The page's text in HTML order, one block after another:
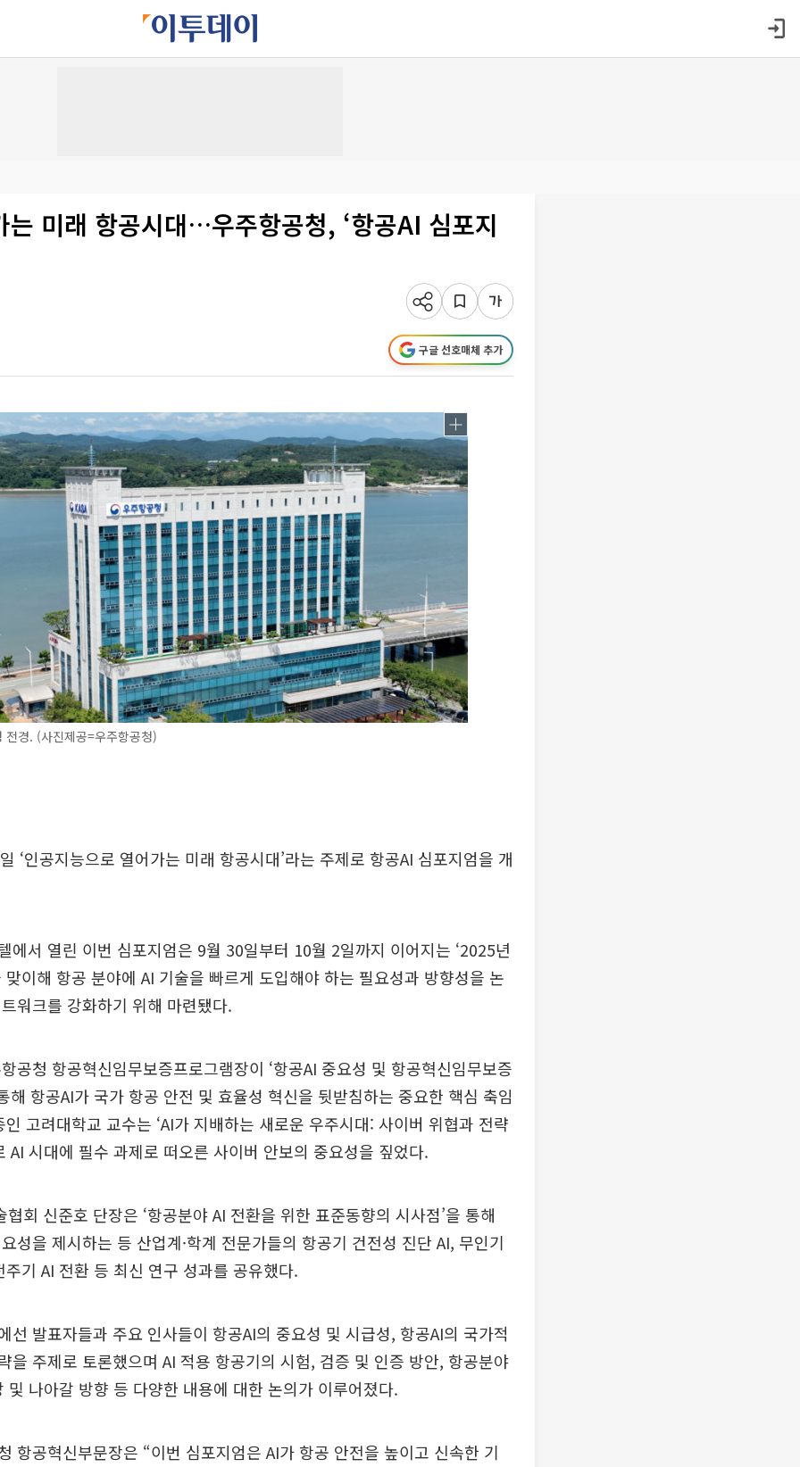
는 미래 항공시대…우주항공청, ‘항공AI 심포지
구글 선호매체 추가
경. (사진제공=우주항공청)
‘인공지능으로 열어가는 미래 항공시대’라는 주제로 항공AI 심포지엄을 개
에서 열린 이번 심포지엄은 9월 30일부터 10월 2일까지 이어지는 ‘2025년
맞이해 항공 분야에 AI 기술을 빠르게 도입해야 하는 필요성과 방향성을 논
워크를 강화하기 위해 마련됐다.
공청 항공혁신임무보증프로그램장이 ‘항공AI 중요성 및 항공혁신임무보증
해 항공AI가 국가 항공 안전 및 효율성 혁신을 뒷받침하는 중요한 핵심 축임
고려대학교 교수는 ‘AI가 지배하는 새로운 우주시대: 사이버 위협과 전략
AI 시대에 필수 과제로 떠오른 사이버 안보의 중요성을 짚었다.
회 신준호 단장은 ‘항공분야 AI 전환을 위한 표준동향의 시사점’을 통해
성을 제시하는 등 산업계·학계 전문가들의 항공기 건전성 진단 AI, 무인기
기 AI 전환 등 최신 연구 성과를 공유했다.
선 발표자들과 주요 인사들이 항공AI의 중요성 및 시급성, 항공AI의 국가적
을 주제로 토론했으며 AI 적용 항공기의 시험, 검증 및 인증 방안, 항공분야
및 나아갈 방향 등 다양한 내용에 대한 논의가 이루어졌다.
항공혁신부문장은 “이번 심포지엄은 AI가 항공 안전을 높이고 신속한 기